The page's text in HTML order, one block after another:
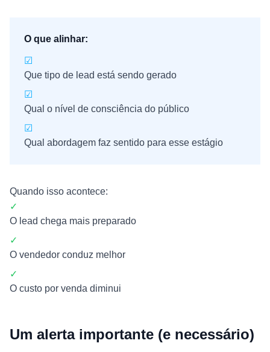
O que alinhar:
☑
Que tipo de lead está sendo gerado
☑
Qual o nível de consciência do público
☑
Qual abordagem faz sentido para esse estágio
Quando isso acontece:
✓
O lead chega mais preparado
✓
O vendedor conduz melhor
✓
O custo por venda diminui
Um alerta importante (e necessário)